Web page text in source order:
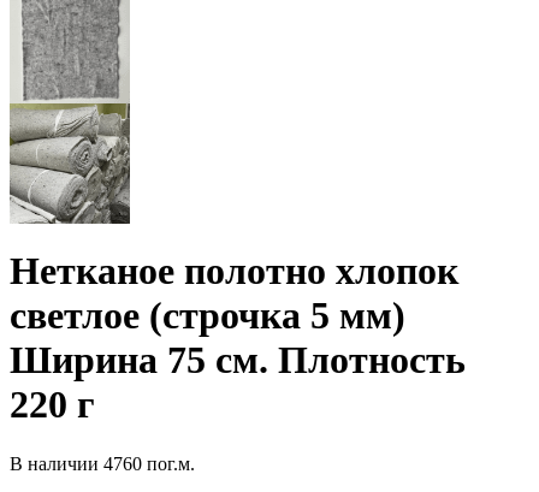
Нетканое полотно хлопок
светлое (строчка 5 мм)
Ширина 75 см. Плотность
220 г
В наличии 4760 пог.м.